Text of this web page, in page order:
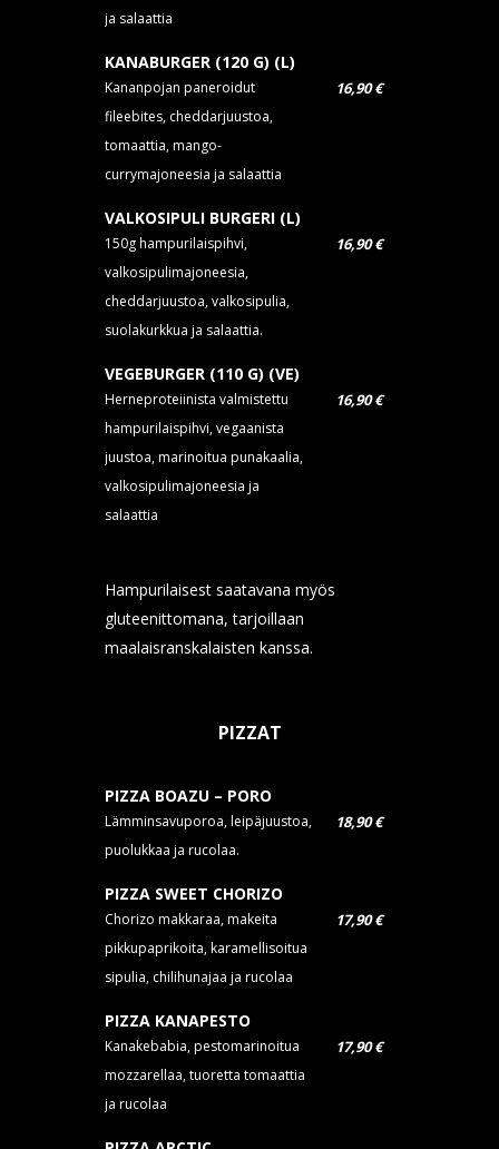
ja salaattia
KANABURGER (120 G) (L)
Kananpojan paneroidut
fileebites, cheddarjuustoa,
tomaattia, mango-
currymajoneesia ja salaattia
16,90 €
VALKOSIPULI BURGERI (L)
150g hampurilaispihvi,
valkosipulimajoneesia,
cheddarjuustoa, valkosipulia,
suolakurkkua ja salaattia.
16,90 €
VEGEBURGER (110 G) (VE)
Herneproteiinista valmistettu
hampurilaispihvi, vegaanista
juustoa, marinoitua punakaalia,
valkosipulimajoneesia ja
salaattia
16,90 €
Hampurilaisest saatavana myös
gluteenittomana, tarjoillaan
maalaisranskalaisten kanssa.
PIZZAT
PIZZA BOAZU – PORO
Lämminsavuporoa, leipäjuustoa,
puolukkaa ja rucolaa.
18,90 €
PIZZA SWEET CHORIZO
Chorizo makkaraa, makeita
pikkupaprikoita, karamellisoitua
sipulia, chilihunajaa ja rucolaa
17,90 €
PIZZA KANAPESTO
Kanakebabia, pestomarinoitua
mozzarellaa, tuoretta tomaattia
ja rucolaa
17,90 €